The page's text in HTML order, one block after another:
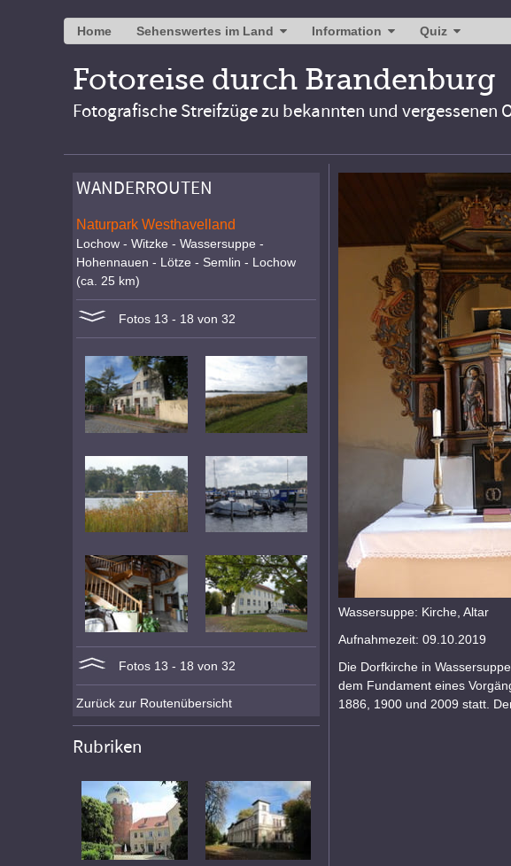
Home Sehenswertes im Land Information Quiz
Fotoreise durch Brandenburg
Fotografische Streifzüge zu bekannten und vergessenen
Wassersuppe: Kirche, Altar
Aufnahmezeit: 09.10.2019
Die Dorfkirche in
dem Fundament eines
1886, 1900 und 2009 statt.
WANDERROUTEN
Naturpark Westhavelland
Lochow - Witzke - Wassersuppe -
Hohennauen - Lötze - Semlin - Lochow
(ca. 25 km)
Fotos 13 - 18 von 32
Fotos 13 - 18 von 32
Zurück zur Routenübersicht
Rubriken